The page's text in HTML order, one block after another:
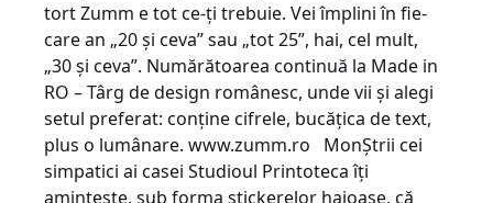
tort Zumm e tot ce-ţi trebuie. Vei împlini în fie­
care an „20 şi ceva” sau „tot 25”, hai, cel mult,
„30 şi ceva”. Numără­toarea continuă la Made in
RO – Târg de design românesc, unde vii şi alegi
setul preferat: conţine cifrele, bucăţica de text,
plus o lumânare. www.zumm.ro MonŞtrii cei
simpatici ai casei Studioul Printoteca îţi
aminteşte, sub forma stickerelor haioase, că